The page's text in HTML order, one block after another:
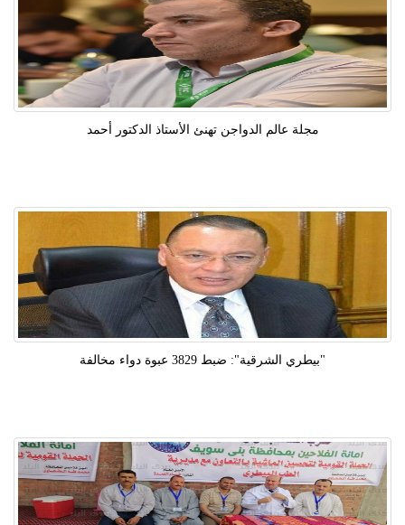
مجلة عالم الدواجن تهنئ الأستاذ الدكتور أحمد
"بيطري الشرقية": ضبط 3829 عبوة دواء مخالفة